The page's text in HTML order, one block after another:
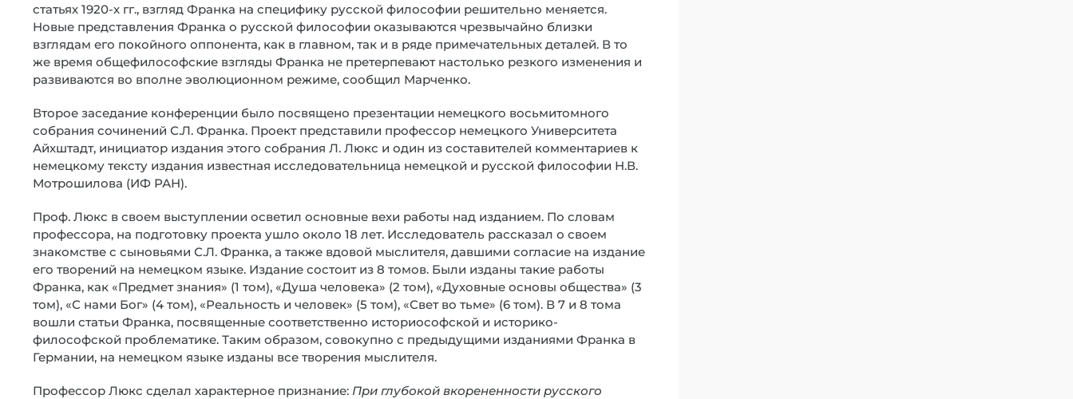
статьях 1920-х гг., взгляд Франка на специфику русской философии решительно меняется.
Новые представления Франка о русской философии оказываются чрезвычайно близки
взглядам его покойного оппонента, как в главном, так и в ряде примечательных деталей. В то
же время общефилософские взгляды Франка не претерпевают настолько резкого изменения и
развиваются во вполне эволюционном режиме, сообщил Марченко.
Второе заседание конференции было посвящено презентации немецкого восьмитомного
собрания сочинений С.Л. Франка. Проект представили профессор немецкого Университета
Айхштадт, инициатор издания этого собрания Л. Люкс и один из составителей комментариев к
немецкому тексту издания известная исследовательница немецкой и русской философии Н.В.
Мотрошилова (ИФ РАН).
Проф. Люкс в своем выступлении осветил основные вехи работы над изданием. По словам
профессора, на подготовку проекта ушло около 18 лет. Исследователь рассказал о своем
знакомстве с сыновьями С.Л. Франка, а также вдовой мыслителя, давшими согласие на издание
его творений на немецком языке. Издание состоит из 8 томов. Были изданы такие работы
Франка, как «Предмет знания» (1 том), «Душа человека» (2 том), «Духовные основы общества» (3
том), «С нами Бог» (4 том), «Реальность и человек» (5 том), «Свет во тьме» (6 том). В 7 и 8 тома
вошли статьи Франка, посвященные соответственно историософской и историко-
философской проблематике. Таким образом, совокупно с предыдущими изданиями Франка в
Германии, на немецком языке изданы все творения мыслителя.
Профессор Люкс сделал характерное признание: При глубокой вкорененности русского